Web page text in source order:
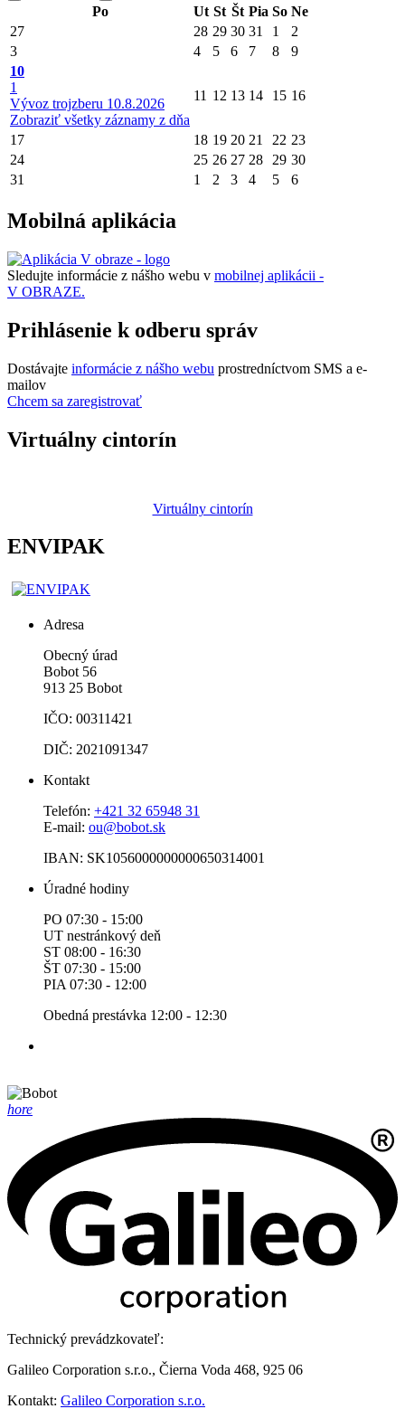
Po
Ut St Št Pia So Ne
27
28 29 30 31 1
2
3
4 5 6 7 8
9
10
1
Vývoz trojzberu 10.8.2026
Zobraziť všetky záznamy z dňa
11 12 13 14 15 16
17 18 19 20 21 22 23
24
25 26 27 28 29 30
31
1 2 3 4 5 6
Mobilná aplikácia
Sledujte informácie z nášho webu v mobilnej aplikácii -
V OBRAZE.
Prihlásenie k odberu správ
Dostávajte informácie z nášho webu prostredníctvom SMS a e-
mailov
Chcem sa zaregistrovať
Virtuálny cintorín
Virtuálny cintorín
ENVIPAK
Adresa
Obecný úrad
Bobot 56
913 25 Bobot
IČO: 00311421
DIČ: 2021091347
Kontakt
Telefón: +421 32 65948 31
E-mail: ou@bobot.sk
IBAN: SK1056000000000650314001
Úradné hodiny
PO 07:30 - 15:00
UT nestránkový deň
ST 08:00 - 16:30
ŠT 07:30 - 15:00
PIA 07:30 - 12:00
Obedná prestávka 12:00 - 12:30
hore
Technický prevádzkovateľ:
Galileo Corporation s.r.o., Čierna Voda 468, 925 06
Kontakt: Galileo Corporation s.r.o.